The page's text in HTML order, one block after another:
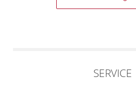
SERVICE